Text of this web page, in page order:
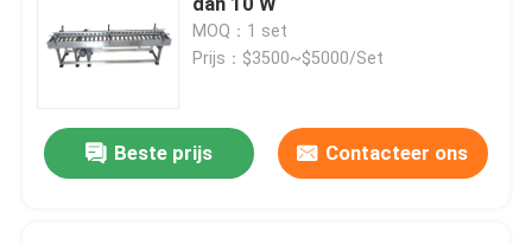
MOQ：1 set
Prijs：$3500~$5000/Set
Beste prijs Contacteer ons